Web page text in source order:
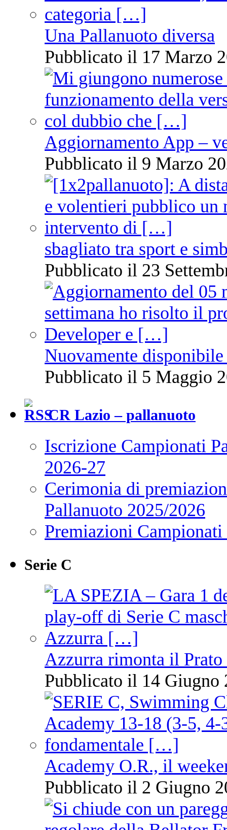
Una Pallanuoto diversa
Pubblicato il 17 Marzo
Aggiornamento App –
Pubblicato il 9 Marzo
sbagliato tra sport e
Pubblicato il 23
Nuovamente
Pubblicato il 5 Maggio
CR Lazio – pallanuoto
Iscrizione Campionati
2026-27
Cerimonia di
Pallanuoto 2025/2026
Premiazioni
Serie C
Azzurra rimonta il Prato
Pubblicato il 14 Giugno
Academy O.R., il
Pubblicato il 2 Giugno